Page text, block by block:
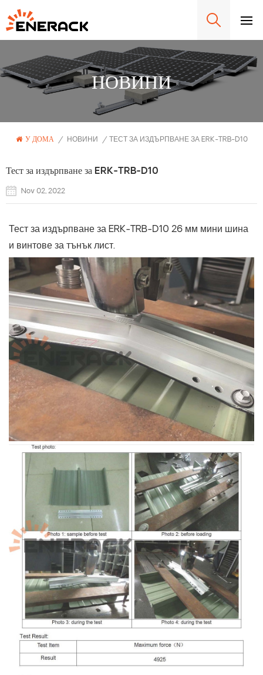
НОВИНИ
У ДОМА / НОВИНИ / ТЕСТ ЗА ИЗДЪРПВАНЕ ЗА ERK-TRB-D10
Тест за издърпване за ERK-TRB-D10
Nov 02, 2022
Тест за издърпване за ERK-TRB-D10 26 мм мини шина
и винтове за тънък лист.